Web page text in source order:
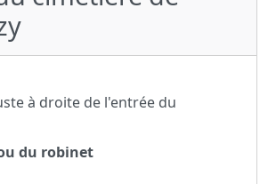
à droite de l'entrée du
du robinet